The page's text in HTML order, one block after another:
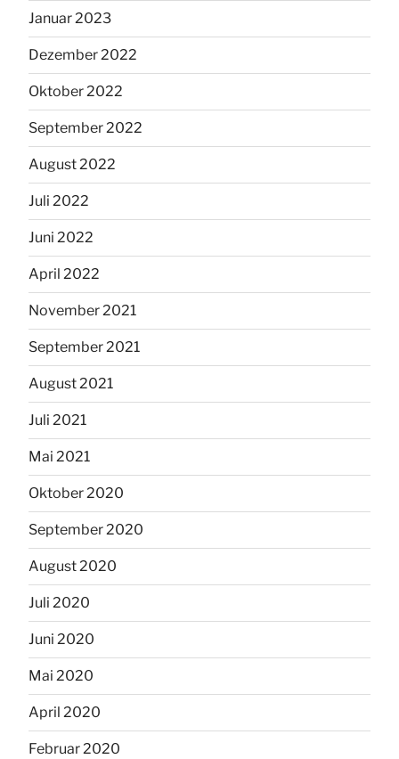
Januar 2023
Dezember 2022
Oktober 2022
September 2022
August 2022
Juli 2022
Juni 2022
April 2022
November 2021
September 2021
August 2021
Juli 2021
Mai 2021
Oktober 2020
September 2020
August 2020
Juli 2020
Juni 2020
Mai 2020
April 2020
Februar 2020